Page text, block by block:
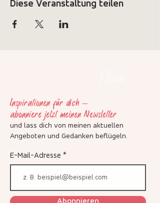
Diese Veranstaltung teilen
Inspirationen für dich –
abonniere jetzt meinen Newsletter
und lass dich von meinen aktuellen
Angeboten und Gedanken beflügeln.
E-Mail-Adresse